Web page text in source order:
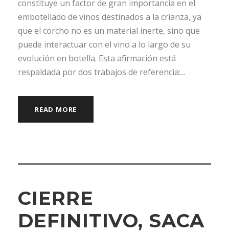
constituye un factor de gran importancia en el
embotellado de vinos destinados a la crianza, ya
que el corcho no es un material inerte, sino que
puede interactuar con el vino a lo largo de su
evolución en botella. Esta afirmación está
respaldada por dos trabajos de referencia:...
READ MORE
CIERRE
DEFINITIVO, SACA